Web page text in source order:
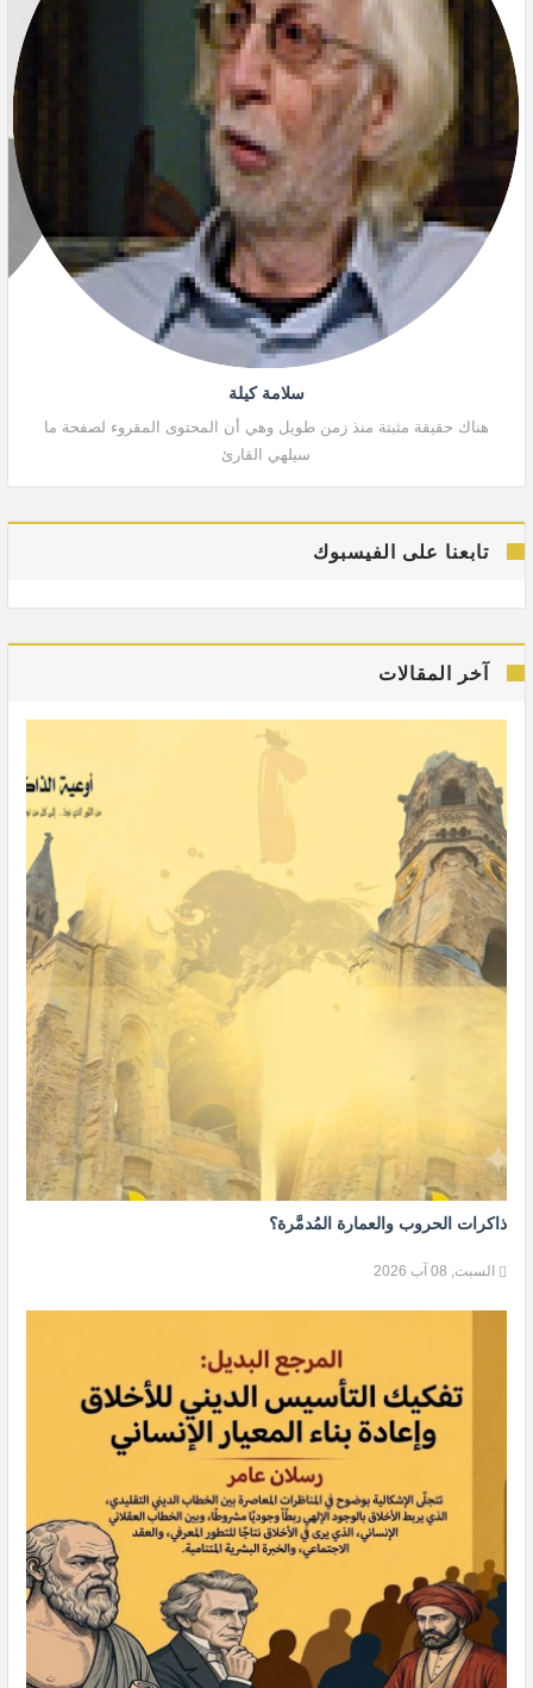
سلامة كيلة
هناك حقيقة مثبتة منذ زمن طويل وهي أن المحتوى المقروء لصفحة ما
سيلهي القارئ
تابعنا على الفيسبوك
آخر المقالات
ذاكرات الحروب والعمارة المُدمَّرة؟
السبت, 08 آب 2026